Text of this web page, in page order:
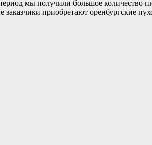
мы получили большое количество
приобретают оренбургские